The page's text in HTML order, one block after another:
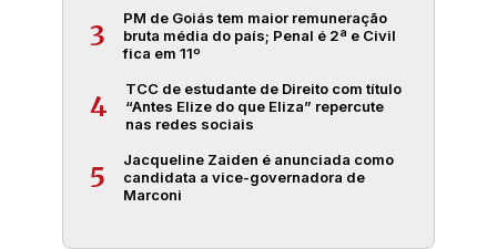
3
PM de Goiás tem maior remuneração
bruta média do país; Penal é 2ª e Civil
fica em 11º
4
TCC de estudante de Direito com título
“Antes Elize do que Eliza” repercute
nas redes sociais
5
Jacqueline Zaiden é anunciada como
candidata a vice-governadora de
Marconi